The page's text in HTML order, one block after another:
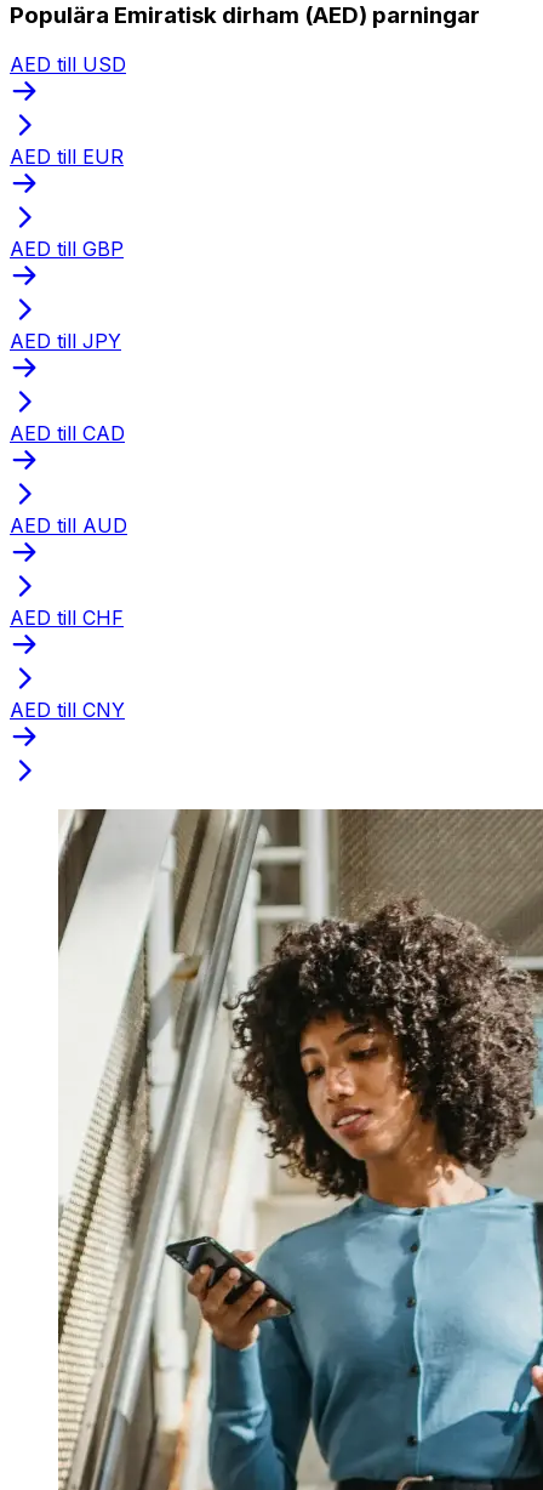
Populära Emiratisk dirham (AED) parningar
AED till USD
AED till EUR
AED till GBP
AED till JPY
AED till CAD
AED till AUD
AED till CHF
AED till CNY